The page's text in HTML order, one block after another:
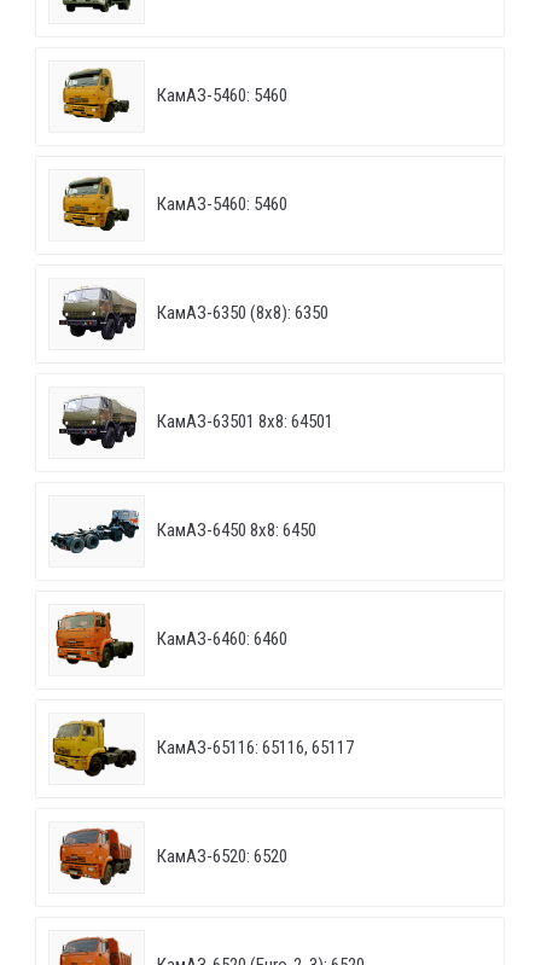
КамАЗ-5460: 5460
КамАЗ-5460: 5460
КамАЗ-6350 (8х8): 6350
КамАЗ-63501 8х8: 64501
КамАЗ-6450 8х8: 6450
КамАЗ-6460: 6460
КамАЗ-65116: 65116, 65117
КамАЗ-6520: 6520